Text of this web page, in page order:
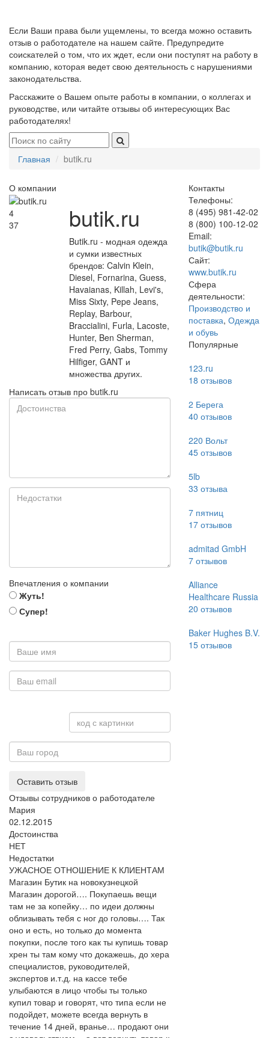
Если Ваши права были ущемлены, то всегда можно оставить
отзыв о работодателе на нашем сайте. Предупредите
соискателей о том, что их ждет, если они поступят на работу в
компанию, которая ведет свою деятельность с нарушениями
законодательства.
Расскажите о Вашем опыте работы в компании, о коллегах и
руководстве, или читайте отзывы об интересующих Вас
работодателях!
Главная butik.ru
О компании
4
37
butik.ru
Butik.ru - модная одежда
и сумки известных
брендов: Calvin Klein,
Diesel, Fornarina, Guess,
Havaianas, Killah, Levi's,
Miss Sixty, Pepe Jeans,
Replay, Barbour,
Braccialini, Furla, Lacoste,
Hunter, Ben Sherman,
Fred Perry, Gabs, Tommy
Hilfiger, GANT и
множества других.
Написать отзыв про butik.ru
Впечатления о компании
Жуть!
Супер!
Оставить отзыв
Отзывы сотрудников о работодателе
Мария
02.12.2015
Достоинства
НЕТ
Недостатки
УЖАСНОЕ ОТНОШЕНИЕ К КЛИЕНТАМ
Магазин Бутик на новокузнецкой
Магазин дорогой…. Покупаешь вещи
там не за копейку… по идеи должны
облизывать тебя с ног до головы…. Так
оно и есть, но только до момента
покупки, после того как ты купишь товар
хрен ты там кому что докажешь, до хера
специалистов, руководителей,
экспертов и.т.д. на кассе тебе
улыбаются в лицо чтобы ты только
купил товар и говорят, что типа если не
подойдет, можете всегда вернуть в
течение 14 дней, вранье… продают они
Контакты
Телефоны:
8 (495) 981-42-02
8 (800) 100-12-02
Email:
butik@butik.ru
Сайт:
www.butik.ru
Сфера
деятельности:
Производство и
поставка, Одежда
и обувь
Популярные
123.ru
18 отзывов
2 Берега
40 отзывов
220 Вольт
45отзывов
5lb
33 отзыва
7 пятниц
17отзывов
admitad GmbH
7отзывов
Alliance
Healthcare Russia
20 отзывов
Baker Hughes B.V.
15отзывов